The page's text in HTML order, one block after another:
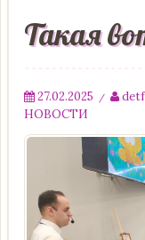
Такая
27.02.2025 /
НОВОСТИ